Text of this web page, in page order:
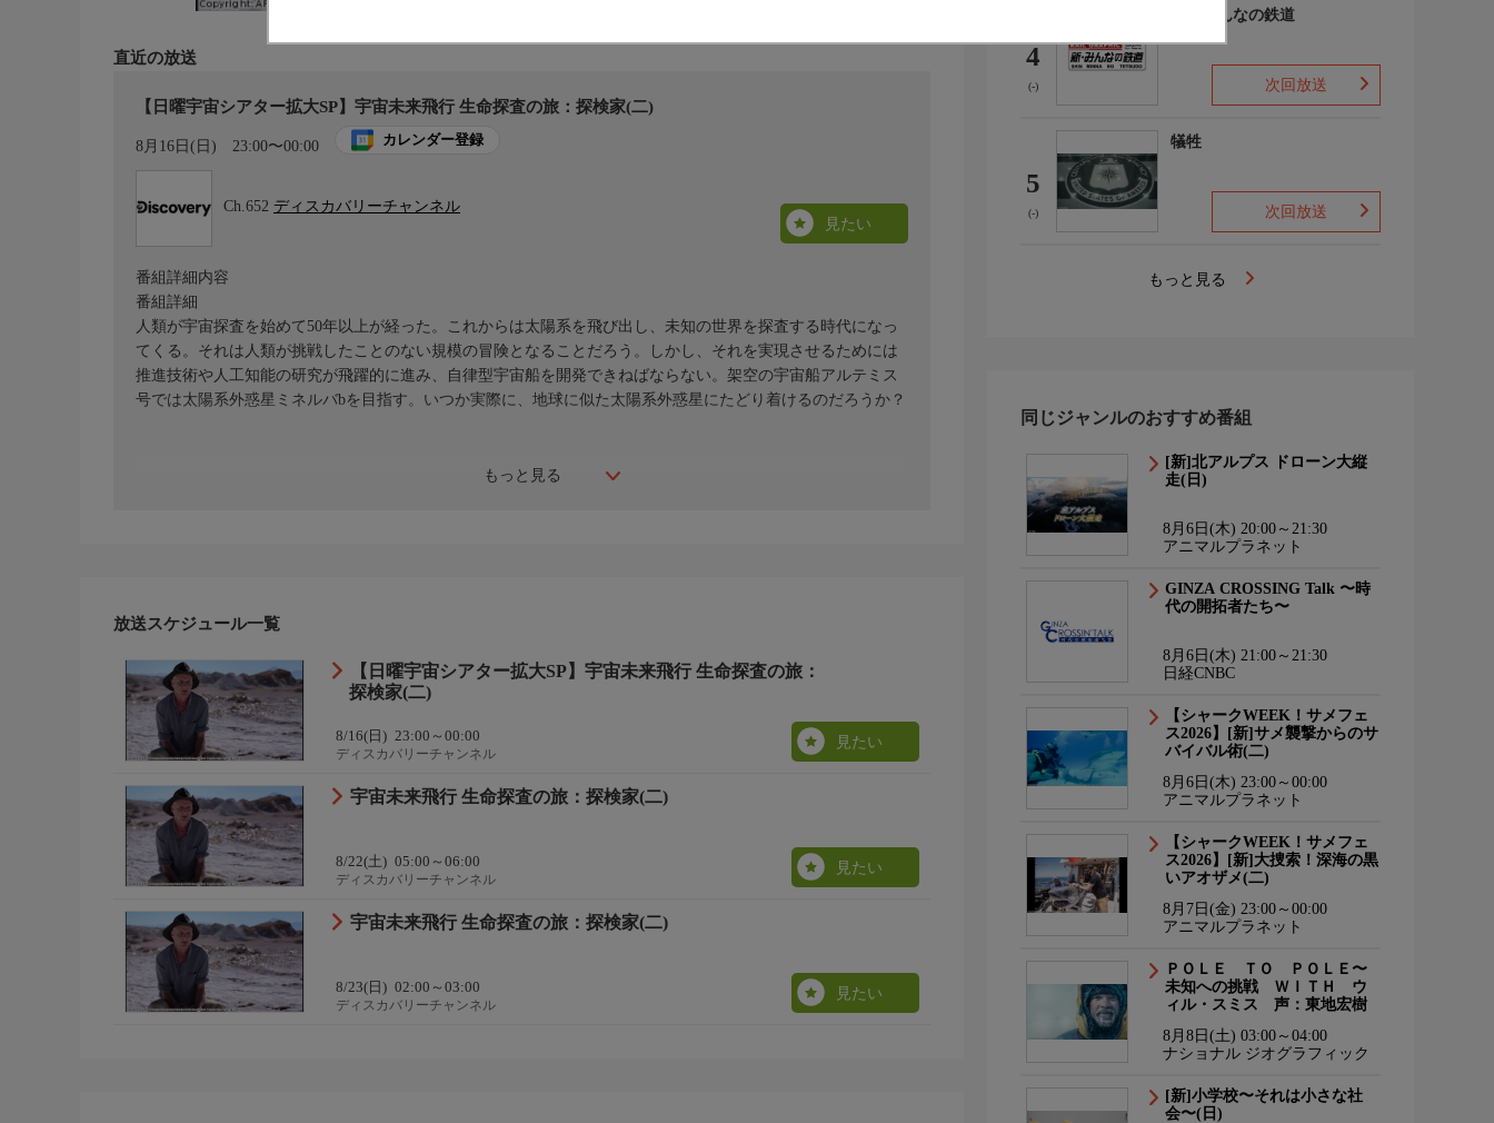
直近の放送
【日曜宇宙シアター拡大SP】宇宙未来飛行 生命探査の旅：探検家(二)
8月16日(日) 23:00〜00:00 カレンダー登録
Ch.652 ディスカバリーチャンネル
見たい
もっと見る
番組詳細内容
番組詳細
人類が宇宙探査を始めて50年以上が経った。これからは太陽系を飛び出し、未知の世界を探査する時代になっ
てくる。それは人類が挑戦したことのない規模の冒険となることだろう。しかし、それを実現させるためには
推進技術や人工知能の研究が飛躍的に進み、自律型宇宙船を開発できねばならない。架空の宇宙船アルテミス
号では太陽系外惑星ミネルバbを目指す。いつか実際に、地球に似た太陽系外惑星にたどり着けるのだろうか？
放送スケジュール一覧
【日曜宇宙シアター拡大SP】宇宙未来飛行 生命探査の旅：
探検家(二)
8/16(日) 23:00～00:00
ディスカバリーチャンネル
見たい
宇宙未来飛行 生命探査の旅：探検家(二)
8/22(土) 05:00～06:00
ディスカバリーチャンネル
見たい
宇宙未来飛行 生命探査の旅：探検家(二)
8/23(日) 02:00～03:00
ディスカバリーチャンネル
見たい
4
(-)
新・みんなの鉄道
次回放送
5
(-)
犠牲
次回放送
もっと見る
同じジャンルのおすすめ番組
[新]北アルプス ドローン大縦
走(日)
8月6日(木) 20:00～21:30
アニマルプラネット
GINZA CROSSING Talk 〜時
代の開拓者たち〜
8月6日(木) 21:00～21:30
日経CNBC
【シャークWEEK！サメフェ
ス2026】[新]サメ襲撃からのサ
バイバル術(二)
8月6日(木) 23:00～00:00
アニマルプラネット
【シャークWEEK！サメフェ
ス2026】[新]大捜索！深海の黒
いアオザメ(二)
8月7日(金) 23:00～00:00
アニマルプラネット
ＰＯＬＥ ＴＯ ＰＯＬＥ〜
未知への挑戦 ＷＩＴＨ ウ
ィル・スミス 声：東地宏樹
8月8日(土) 03:00～04:00
ナショナル ジオグラフィック
[新]小学校〜それは小さな社
会〜(日)